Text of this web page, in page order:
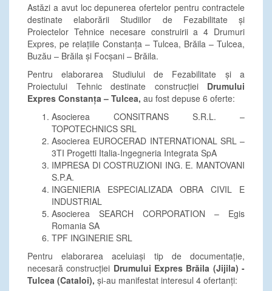
Astăzi a avut loc depunerea ofertelor pentru contractele
destinate elaborării Studiilor de Fezabilitate și
Proiectelor Tehnice necesare construirii a 4 Drumuri
Expres, pe relațiile Constanța – Tulcea, Brăila – Tulcea,
Buzău – Brăila și Focșani – Brăila.
Pentru elaborarea Studiului de Fezabilitate și a
Proiectului Tehnic destinate construcției Drumului
Expres Constanța – Tulcea, au fost depuse 6 oferte:
Asocierea CONSITRANS S.R.L. –
TOPOTECHNICS SRL
Asocierea EUROCERAD INTERNATIONAL SRL –
3TI Progetti Italia-Ingegneria Integrata SpA
IMPRESA DI COSTRUZIONI ING. E. MANTOVANI
S.P.A.
INGENIERIA ESPECIALIZADA OBRA CIVIL E
INDUSTRIAL
Asocierea SEARCH CORPORATION – Egis
Romania SA
TPF INGINERIE SRL
Pentru elaborarea aceluiași tip de documentație,
necesară construcției Drumului Expres Brăila (Jijila) -
Tulcea (Cataloi), și-au manifestat interesul 4 ofertanți: